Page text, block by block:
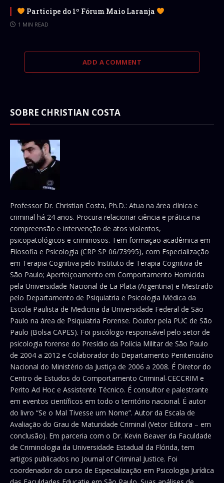
Participe do 1º Fórum Maio Laranja
1 MIN READ
ADD A COMMENT
SOBRE CHRISTIAN COSTA
Professor Dr. Christian Costa, Ph.D.: Atua na área clínica e
criminal há 24 anos. Procura relacionar ciência e prática na
compreensão e intervenção de atos violentos,
psicopatológicos e criminosos. Tem formação acadêmica em
Filosofia e Psicologia (CRP SP 06/73995), com Especialização
em Terapia Cognitiva pelo Instituto de Terapia Cognitiva de
São Paulo; Aperfeiçoamento em Comportamento Homicida
pela Universidade Nacional de La Plata (Argentina) e Mestrado
pelo Departamento de Psiquiatria e Psicologia Médica da
Escola Paulista de Medicina da Universidade Federal de São
Paulo na área de Psiquiatria Forense. Doutor pela PUC de São
Paulo (Bolsa CAPES). Foi psicólogo responsável pelo setor de
psicologia forense do Presídio da Polícia Militar de São Paulo
de 2004 a 2012 e Colaborador do Departamento Penitenciário
Nacional do Ministério da Justiça de 2006 a 2008. É Diretor do
Centro de Estudos do Comportamento Criminal-CECCRIM e
Perito Ad Hoc e Assistente Técnico. É consultor e palestrante
em eventos científicos em todo o território nacional. É autor
do livro “Se o Mal Tivesse um Nome”. Autor da Escala de
Avaliação do Grau de Maturidade Criminal (Vetor Editora – em
conclusão). Em parceria com o Dr. Kevin Beaver da Faculdade
de Criminologia da Universidade Estadual da Flórida, tem
artigos publicados no Journal of Criminal Justice. Foi
coordenador do curso de Especialização em Psicologia Jurídica